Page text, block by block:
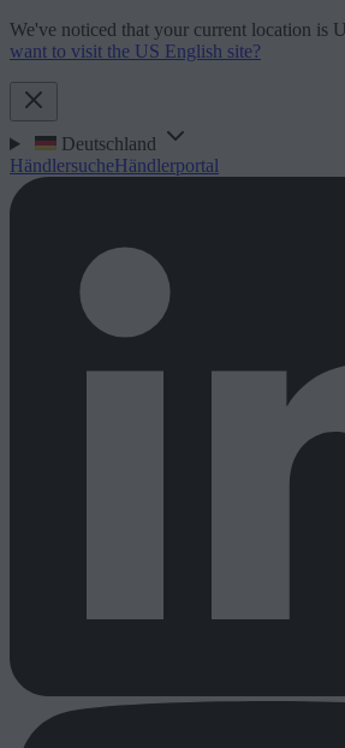
We've noticed that your current location is
want to visit the US English site?
Deutschland
HändlersucheHändlerportal